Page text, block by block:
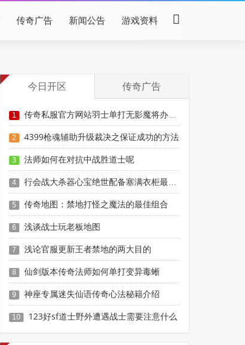
传奇广告 新闻公告 游戏资料
今日开区 传奇广告
1 传奇私服官方网站羽士单打无影魔将办法分享
2 4399枪魂辅助升级裁决之保证成功的方法
3 法师如何在对抗中战胜道士呢
4 行会战大杀器心宝绝世配备塞满衣柜最少价值50W
5 传奇地图：禁地打怪之魔法的最佳组合
6 浅谈战士玩老板地图
7 浅论官服更新王者禁地的两大目的
8 仙剑版本传奇法师如何单打变异毒蜥
9 神座专属迷失仙语传奇心法秘籍介绍
10 123好sf道士野外遭遇战士需要注意什么